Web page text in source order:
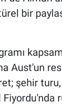
bir
Aust'un
şehir
Fiyordu'nda